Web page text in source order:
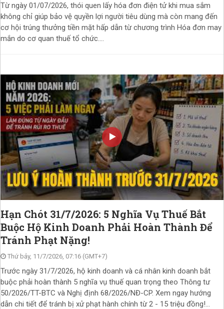
Từ ngày 01/07/2026, thói quen lấy hóa đơn điện tử khi mua sắm
không chỉ giúp bảo vệ quyền lợi người tiêu dùng mà còn mang đến
cơ hội trúng thưởng tiền mặt hấp dẫn từ chương trình Hóa đơn may
mắn do cơ quan thuế tổ chức....
Hạn Chót 31/7/2026: 5 Nghĩa Vụ Thuế Bắt
Buộc Hộ Kinh Doanh Phải Hoàn Thành Để
Tránh Phạt Nặng!
Thứ bảy, 11/7/2026, 07:16 (GMT+7)
Trước ngày 31/7/2026, hộ kinh doanh và cá nhân kinh doanh bắt
buộc phải hoàn thành 5 nghĩa vụ thuế quan trọng theo Thông tư
50/2026/TT-BTC và Nghị định 68/2026/NĐ-CP. Xem ngay hướng
dẫn chi tiết để tránh bị xử phạt hành chính từ 2 - 15 triệu đồng!...